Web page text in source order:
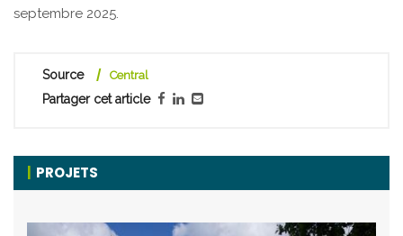
septembre 2025.
Source Central
Partager cet article
PROJETS